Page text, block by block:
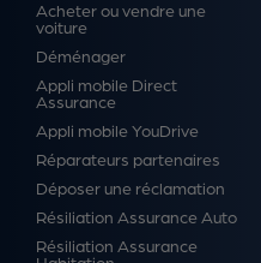
Acheter ou vendre une
voiture
Déménager
Appli mobile Direct
Assurance
Appli mobile YouDrive
Réparateurs partenaires
Déposer une réclamation
Résiliation Assurance Auto
Résiliation Assurance